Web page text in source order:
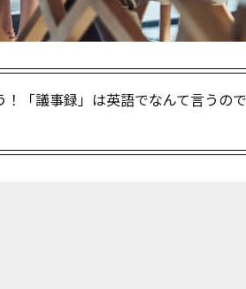
「議事録」は英語でなんて言うの